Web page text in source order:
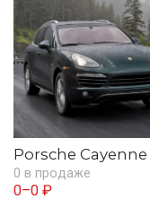
Porsche Cayenne
0 в продаже
0–0 ₽